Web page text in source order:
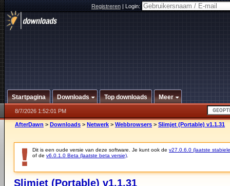
Registreren|Login:
Startpagina Downloads Top downloads Meer
8/7/2026 1:52:01 PM
AfterDawn > Downloads > Netwerk > Webbrowsers > Slimjet (Portable) v1.1.31
Dit is een oude versie van deze software. Je kunt ook de v27.0.6.0 (laatste
of de v6.0.1.0 Beta (laatste beta versie)
Slimjet (Portable) v1.1.31